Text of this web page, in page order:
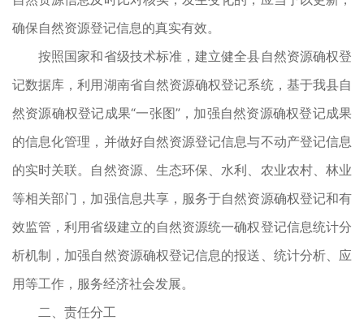
确保自然资源登记信息的真实有效。
按照国家和省级技术标准，建立健全县自然资源确权登
记数据库，利用湖南省自然资源确权登记系统，基于我县自
然资源确权登记成果“一张图”，加强自然资源确权登记成果
的信息化管理，并做好自然资源登记信息与不动产登记信息
的实时关联。自然资源、生态环保、水利、农业农村、林业
等相关部门，加强信息共享，服务于自然资源确权登记和有
效监管，利用省级建立的自然资源统一确权登记信息统计分
析机制，加强自然资源确权登记信息的报送、统计分析、应
用等工作，服务经济社会发展。
二、责任分工